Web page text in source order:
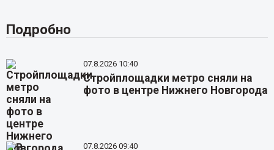
Подробно
07.8.2026 10:40
Стройплощадки метро сняли на
фото в центре Нижнего Новгорода
07.8.2026 09:40